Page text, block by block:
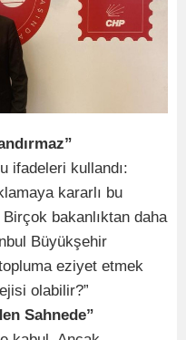
ifadeleri kullandı:
kararlı bu
bakanlıktan daha
Büyükşehir
eziyet etmek
olabilir?”
Sahnede”